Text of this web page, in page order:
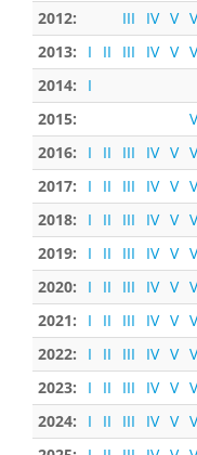
2012:
III IV V
2013:
I II III IV V
2014:
I
2015:
2016:
I II III IV V
2017:
I II III IV V
2018:
I II III IV V
2019:
I II III IV V
2020:
I II III IV V
2021:
I II III IV V
2022:
I II III IV V
2023:
I II III IV V
2024:
I II III IV V